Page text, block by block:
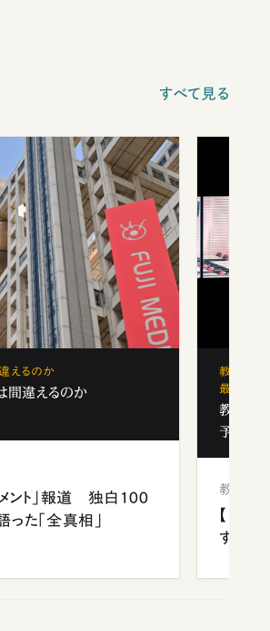
すべて見る
えるのか
間違えるのか
ント」報道 独白100
た「全真相」
教育の地
最新勢力
教育の
予備校
教育
【中国
する“